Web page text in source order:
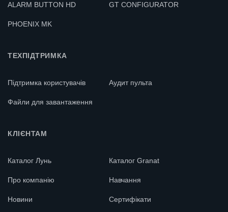
ALARM BUTTON HD GT CONFIGURATOR
PHOENIX MK
ТЕХПІДТРИМКА
Підтримка користувачів Аудит пульта
Файли для завантаження
КЛІЄНТАМ
Каталог Лунь Каталог Granat
Про компанію Навчання
Новини Сертифікати